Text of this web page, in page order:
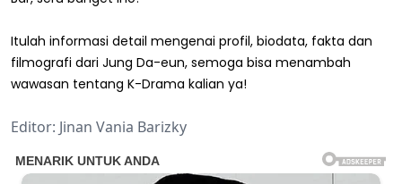
Itulah informasi detail mengenai profil, biodata, fakta dan
filmografi dari Jung Da-eun, semoga bisa menambah
wawasan tentang K-Drama kalian ya!
Editor: Jinan Vania Barizky